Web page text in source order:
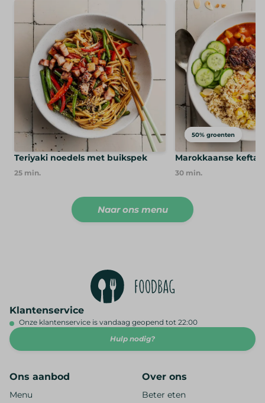
Teriyaki noedels met buikspek
25 min.
50% groenten
50% groenten
Marokkaanse kefta
30 min.
Naar ons menu
Ons aanbod
Menu
Over ons
Beter eten
Klantenservice
Onze klantenservice is vandaag geopend tot 22:00
Hulp nodig?